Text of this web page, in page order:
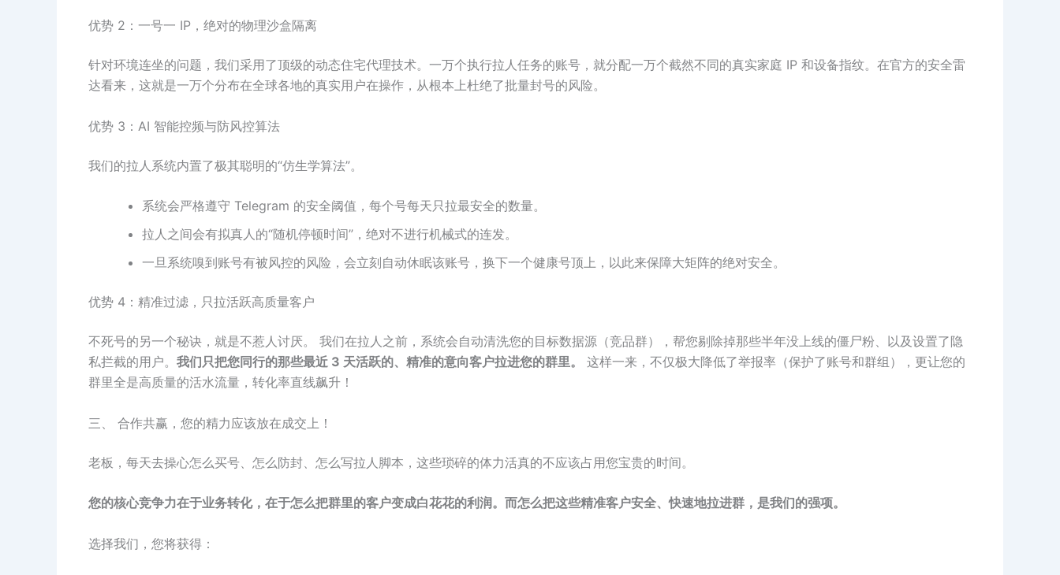
优势 2：一号一 IP，绝对的物理沙盒隔离
针对环境连坐的问题，我们采用了顶级的动态住宅代理技术。一万个执行拉人任务的账号，就分配一万个截然不同的真实家庭 IP 和设备指纹。在官方的安全雷
达看来，这就是一万个分布在全球各地的真实用户在操作，从根本上杜绝了批量封号的风险。
优势 3：AI 智能控频与防风控算法
我们的拉人系统内置了极其聪明的“仿生学算法”。
系统会严格遵守 Telegram 的安全阈值，每个号每天只拉最安全的数量。
拉人之间会有拟真人的“随机停顿时间”，绝对不进行机械式的连发。
一旦系统嗅到账号有被风控的风险，会立刻自动休眠该账号，换下一个健康号顶上，以此来保障大矩阵的绝对安全。
优势 4：精准过滤，只拉活跃高质量客户
不死号的另一个秘诀，就是不惹人讨厌。 我们在拉人之前，系统会自动清洗您的目标数据源（竞品群），帮您剔除掉那些半年没上线的僵尸粉、以及设置了隐
私拦截的用户。 我们只把您同行的那些最近 3 天活跃的、精准的意向客户拉进您的群里。
这样一来，不仅极大降低了举报率（保护了账号和群组），更让您的
群里全是高质量的活水流量，转化率直线飙升！
三、 合作共赢，您的精力应该放在成交上！
老板，每天去操心怎么买号、怎么防封、怎么写拉人脚本，这些琐碎的体力活真的不应该占用您宝贵的时间。
您的核心竞争力在于业务转化，在于怎么把群里的客户变成白花花的利润。而怎么把这些精准客户安全、快速地拉进群，是我们的强项。
选择我们，您将获得：